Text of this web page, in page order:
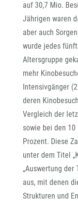
auf 30,7 Mio.
Jährigen waren
aber auch
wurde jedes
Altersgruppe
mehr
Intensivgänger
deren
Vergleich der
sowie bei den
Prozent. Diese
unter dem Titel
„Auswertung der
aus, mit denen
Strukturen und